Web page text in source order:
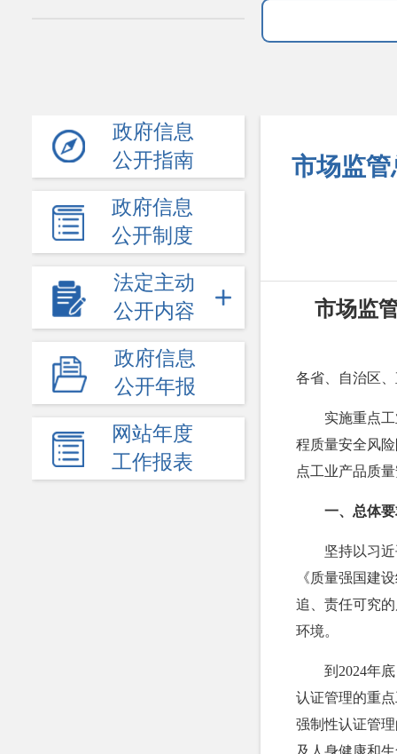
政府信息
公开指南
政府信息
公开制度
法定主动
公开内容
政府信息
公开年报
网站年度
工作报表
市场监
市场监
各省、自治区
实施重点
程质量安全风
点工业产品质
一、总体
坚持以习
《质量强国建
追、责任可究
环境。
到2024年
认证管理的重
强制性认证管
及人身健康和